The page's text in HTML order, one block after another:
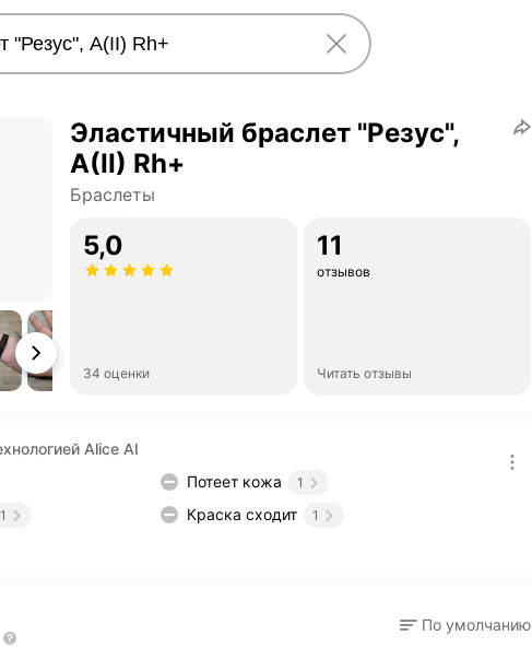
Эластичный браслет "Резус",
A(II) Rh+
Браслеты
5,0
34 оценки
11
отзывов
Читать отзывы
Alice AI
1
Потеет кожа 1
Краска сходит 1
По умолчанию